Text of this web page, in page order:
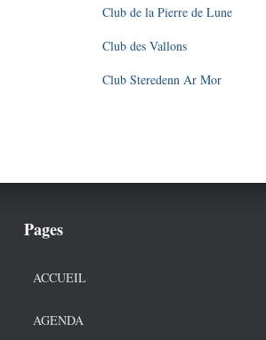
Club de la Pierre de Lune
Club des Vallons
Club Steredenn Ar Mor
Pages
ACCUEIL
AGENDA